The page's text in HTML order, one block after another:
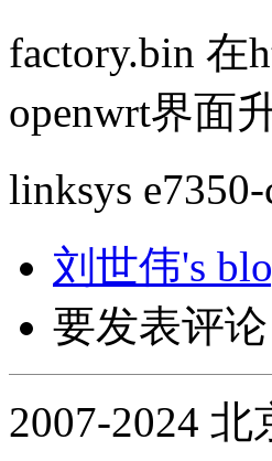
factory.bin 在
openwrt界面
linksys
刘世伟's
要发表评
2007-2024